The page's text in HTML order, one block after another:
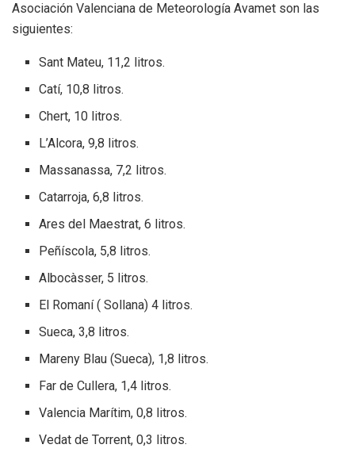
Asociación Valenciana de Meteorología Avamet son las
siguientes:
Sant Mateu, 11,2 litros.
Catí, 10,8 litros.
Chert, 10 litros.
L’Alcora, 9,8 litros.
Massanassa, 7,2 litros.
Catarroja, 6,8 litros.
Ares del Maestrat, 6 litros.
Peñíscola, 5,8 litros.
Albocàsser, 5 litros.
El Romaní ( Sollana) 4 litros.
Sueca, 3,8 litros.
Mareny Blau (Sueca), 1,8 litros.
Far de Cullera, 1,4 litros.
Valencia Marítim, 0,8 litros.
Vedat de Torrent, 0,3 litros.